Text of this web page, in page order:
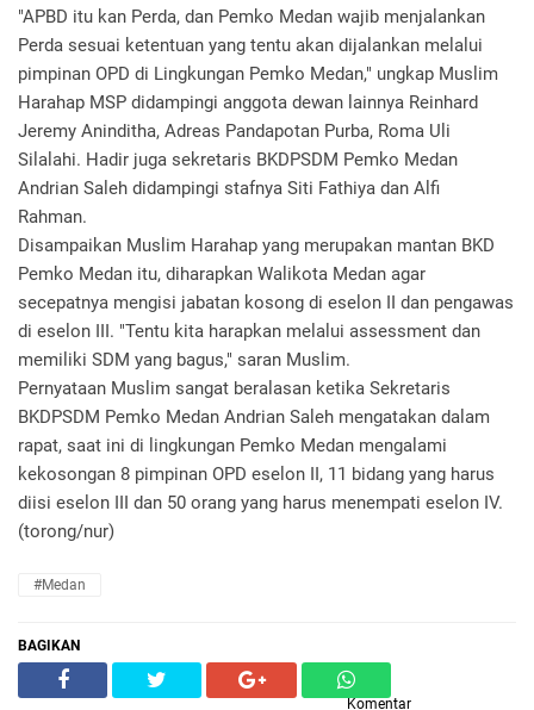
"APBD itu kan Perda, dan Pemko Medan wajib menjalankan
Perda sesuai ketentuan yang tentu akan dijalankan melalui
pimpinan OPD di Lingkungan Pemko Medan," ungkap Muslim
Harahap MSP didampingi anggota dewan lainnya Reinhard
Jeremy Aninditha, Adreas Pandapotan Purba, Roma Uli
Silalahi. Hadir juga sekretaris BKDPSDM Pemko Medan
Andrian Saleh didampingi stafnya Siti Fathiya dan Alfi
Rahman.
Disampaikan Muslim Harahap yang merupakan mantan BKD
Pemko Medan itu, diharapkan Walikota Medan agar
secepatnya mengisi jabatan kosong di eselon II dan pengawas
di eselon III. "Tentu kita harapkan melalui assessment dan
memiliki SDM yang bagus," saran Muslim.
Pernyataan Muslim sangat beralasan ketika Sekretaris
BKDPSDM Pemko Medan Andrian Saleh mengatakan dalam
rapat, saat ini di lingkungan Pemko Medan mengalami
kekosongan 8 pimpinan OPD eselon II, 11 bidang yang harus
diisi eselon III dan 50 orang yang harus menempati eselon IV.
(torong/nur)
#Medan
BAGIKAN
Komentar